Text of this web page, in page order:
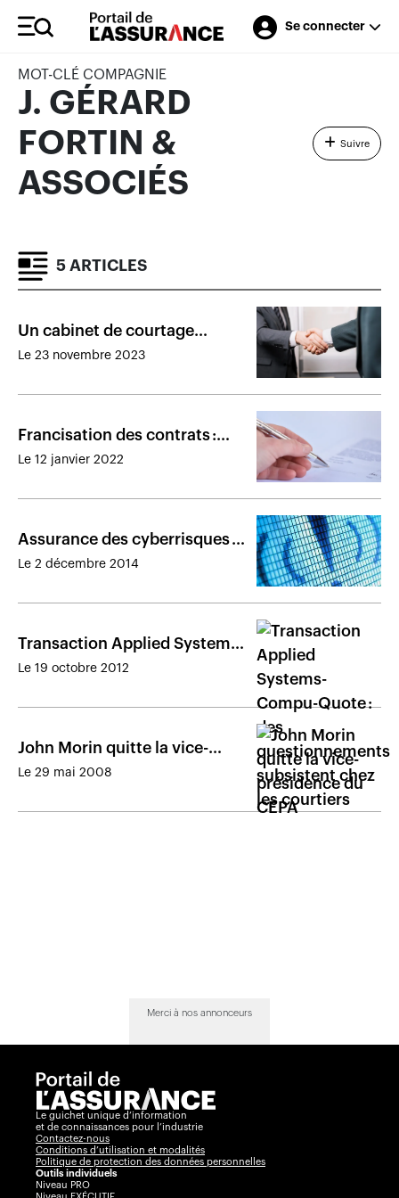
Se connecter
MOT-CLÉ COMPAGNIE
J. GÉRARD
FORTIN &
ASSOCIÉS
Suivre
5 ARTICLES
Un cabinet de courtage
montréalais en acquiert un
Le 23 novembre 2023
Francisation des contrats :
l’inquiétude grandit chez les
Le 12 janvier 2022
Assurance des cyberrisques :
un marché qui peine à
Le 2 décembre 2014
Transaction Applied Systems-
Compu-Quote : des
Le 19 octobre 2012
John Morin quitte la vice-
présidence du CEPA
Le 29 mai 2008
Merci à nos annonceurs
Le guichet unique d’information
et de connaissances pour l’industrie
Contactez-nous
Conditions d’utilisation et modalités
Politique de protection des données personnelles
Outils individuels
Niveau PRO